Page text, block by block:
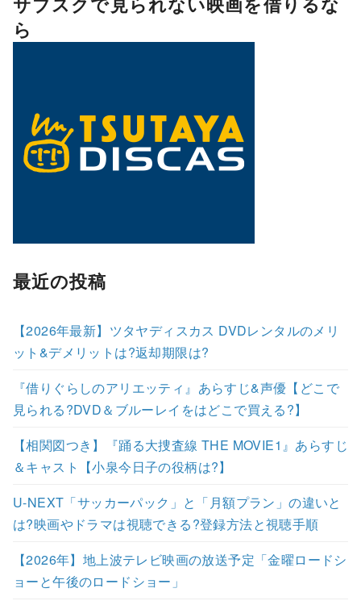
ら
最近の投稿
【2026年最新】ツタヤディスカス DVDレンタルのメリ
ット&デメリットは?返却期限は?
『借りぐらしのアリエッティ』あらすじ&声優【どこで
見られる?DVD＆ブルーレイをはどこで買える?】
【相関図つき】『踊る大捜査線 THE MOVIE1』あらすじ
＆キャスト【小泉今日子の役柄は?】
U-NEXT「サッカーパック」と「月額プラン」の違いと
は?映画やドラマは視聴できる?登録方法と視聴手順
【2026年】地上波テレビ映画の放送予定「金曜ロードシ
ョーと午後のロードショー」